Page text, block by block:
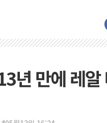
년 만에 레알